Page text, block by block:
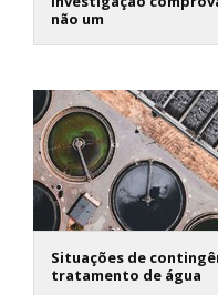
não um
Situações de
tratamento de água